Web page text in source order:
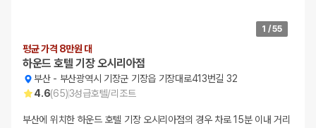
1 /55
평균 가격 8만원 대
하운드 호텔 기장 오시리아점
부산- 부산광역시 기장군 기장읍 기장대로413번길 32
4.6(65)3성급호텔/리조트
부산에 위치한 하운드 호텔 기장 오시리아점의 경우 차로 15분 이내 거리